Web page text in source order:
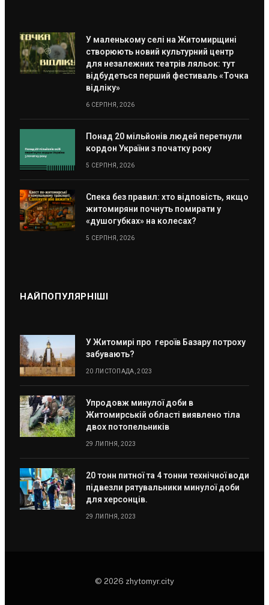
У маленькому селі на Житомирщині
створюють новий культурний центр
для незалежних театрів ляльок: тут
відбудеться перший фестиваль «Точка
відліку»
6 СЕРПНЯ, 2026
Понад 20 мільйонів людей перетнули
кордон України з початку року
5 СЕРПНЯ, 2026
Спека без правил: хто відповість, якщо
житомиряни почнуть помирати у
«душогубках» на колесах?
5 СЕРПНЯ, 2026
НАЙПОПУЛЯРНІШІ
У Житомирі про героїв Базару потроху
забувають?
20 ЛИСТОПАДА, 2023
Упродовж минулої доби в
Житомирській області виявлено тіла
двох потопельників
29 ЛИПНЯ, 2023
20 тонн питної та 4 тонни технічної води
підвезли рятувальники минулої доби
для херсонців.
29 ЛИПНЯ, 2023
© 2026 zhytomyr.city